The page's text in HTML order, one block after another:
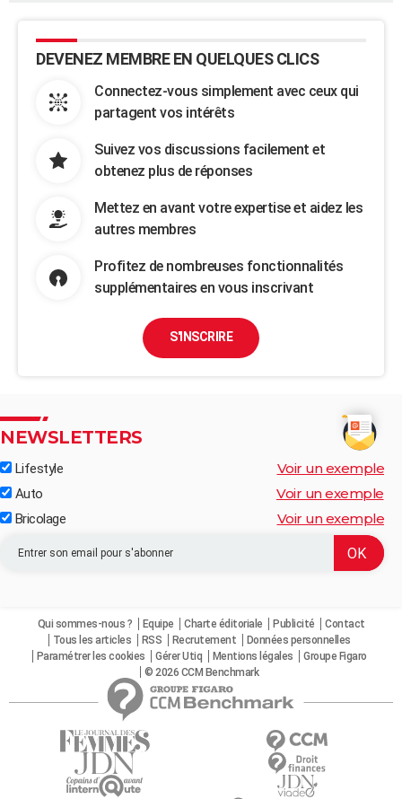
DEVENEZ MEMBRE EN QUELQUES CLICS
Connectez-vous simplement avec ceux qui
partagent vos intérêts
Suivez vos discussions facilement et
obtenez plus de réponses
Mettez en avant votre expertise et aidez les
autres membres
Profitez de nombreuses fonctionnalités
supplémentaires en vous inscrivant
S'INSCRIRE
NEWSLETTERS
Lifestyle Voir un exemple
Auto Voir un exemple
Bricolage Voir un exemple
Qui sommes-nous ? Equipe Charte éditoriale Publicité
Contact
Tous les articles
RSS Recrutement
Données personnelles
Paramétrer les cookies
Gérer Utiq Mentions légales
Groupe Figaro
© 2026 CCM Benchmark